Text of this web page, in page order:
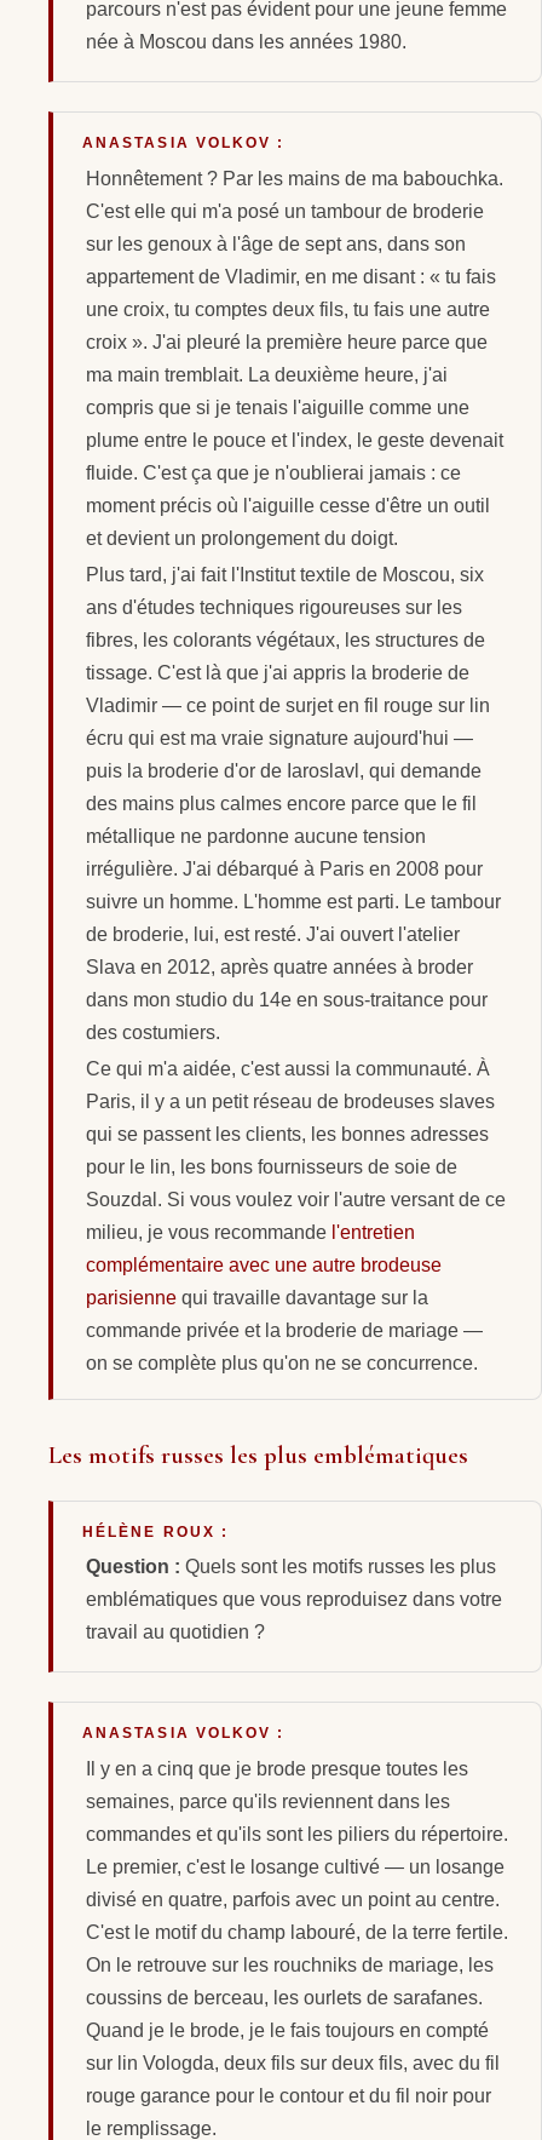
parcours n'est pas évident pour une jeune femme
née à Moscou dans les années 1980.
ANASTASIA VOLKOV :
Honnêtement ? Par les mains de ma babouchka.
C'est elle qui m'a posé un tambour de broderie
sur les genoux à l'âge de sept ans, dans son
appartement de Vladimir, en me disant : « tu fais
une croix, tu comptes deux fils, tu fais une autre
croix ». J'ai pleuré la première heure parce que
ma main tremblait. La deuxième heure, j'ai
compris que si je tenais l'aiguille comme une
plume entre le pouce et l'index, le geste devenait
fluide. C'est ça que je n'oublierai jamais : ce
moment précis où l'aiguille cesse d'être un outil
et devient un prolongement du doigt.
Plus tard, j'ai fait l'Institut textile de Moscou, six
ans d'études techniques rigoureuses sur les
fibres, les colorants végétaux, les structures de
tissage. C'est là que j'ai appris la broderie de
Vladimir — ce point de surjet en fil rouge sur lin
écru qui est ma vraie signature aujourd'hui —
puis la broderie d'or de Iaroslavl, qui demande
des mains plus calmes encore parce que le fil
métallique ne pardonne aucune tension
irrégulière. J'ai débarqué à Paris en 2008 pour
suivre un homme. L'homme est parti. Le tambour
de broderie, lui, est resté. J'ai ouvert l'atelier
Slava en 2012, après quatre années à broder
dans mon studio du 14e en sous-traitance pour
des costumiers.
Ce qui m'a aidée, c'est aussi la communauté. À
Paris, il y a un petit réseau de brodeuses slaves
qui se passent les clients, les bonnes adresses
pour le lin, les bons fournisseurs de soie de
Souzdal. Si vous voulez voir l'autre versant de ce
milieu, je vous recommande l'entretien
complémentaire avec une autre brodeuse
parisienne qui travaille davantage sur la
commande privée et la broderie de mariage —
on se complète plus qu'on ne se concurrence.
Les motifs russes les plus emblématiques
HÉLÈNE ROUX :
Question : Quels sont les motifs russes les plus
emblématiques que vous reproduisez dans votre
travail au quotidien ?
ANASTASIA VOLKOV :
Il y en a cinq que je brode presque toutes les
semaines, parce qu'ils reviennent dans les
commandes et qu'ils sont les piliers du répertoire.
Le premier, c'est le losange cultivé — un losange
divisé en quatre, parfois avec un point au centre.
C'est le motif du champ labouré, de la terre fertile.
On le retrouve sur les rouchniks de mariage, les
coussins de berceau, les ourlets de sarafanes.
Quand je le brode, je le fais toujours en compté
sur lin Vologda, deux fils sur deux fils, avec du fil
rouge garance pour le contour et du fil noir pour
le remplissage.